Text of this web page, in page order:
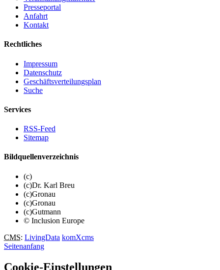
Presseportal
Anfahrt
Kontakt
Rechtliches
Impressum
Datenschutz
Geschäftsverteilungsplan
Suche
Services
RSS-Feed
Sitemap
Bildquellenverzeichnis
(c)
(c)Dr. Karl Breu
(c)Gronau
(c)Gronau
(c)Gutmann
© Inclusion Europe
CMS: LivingData komXcms
Seitenanfang
Cookie-Einstellungen